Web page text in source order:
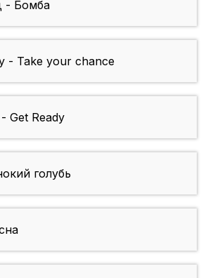
- Бомба
- Take your chance
Get Ready
голубь